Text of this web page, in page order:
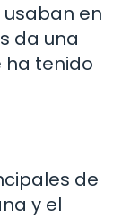
usaban en
da una
ha tenido
de
y el